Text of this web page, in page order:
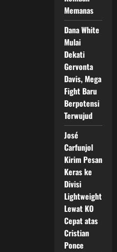
Memanas
Dana White
Mulai
Dekati
Gervonta
Davis, Mega
Fight Baru
Berpotensi
Terwujud
José
Carfunjol
Kirim Pesan
Keras ke
Divisi
Lightweight
Lewat KO
Cepat atas
Cristian
Ponce